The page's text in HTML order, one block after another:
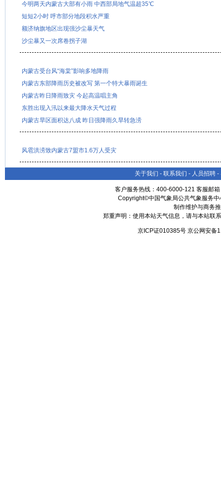
今明两天内蒙古大部有小雨 中西部局地气温超35℃
短短2小时 呼市部分地段积水严重
额济纳旗地区出现强沙尘暴天气
沙尘暴又一次席卷拐子湖
内蒙古受台风“海棠”影响多地降雨
内蒙古东部降雨历史被改写 第一个特大暴雨诞生
内蒙古昨日降雨致灾 今起高温唱主角
东胜出现入汛以来最大降水天气过程
内蒙古旱区面积达八成 昨日强降雨久旱转急涝
风雹洪涝致内蒙古7盟市1.6万人受灾
关于我们 - 联系我们 - 人员招聘 -
客户服务热线：400-6000-121 客服邮箱
Copyright©中国气象局公共气象服务
制作维护与商务
郑重声明：使用本站天气信息，请与本站联
京ICP证010385号 京公网安备